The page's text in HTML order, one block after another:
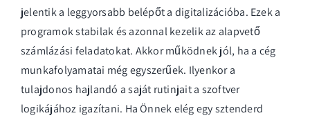
jelentik a leggyorsabb belépőt a digitalizációba. Ezek a
programok stabilak és azonnal kezelik az alapvető
számlázási feladatokat. Akkor működnek jól, ha a cég
munkafolyamatai még egyszerűek. Ilyenkor a
tulajdonos hajlandó a saját rutinjait a szoftver
logikájához igazítani. Ha Önnek elég egy sztenderd